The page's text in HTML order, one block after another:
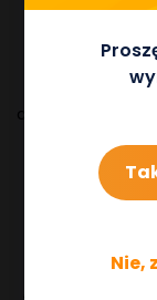
„Program
charytatywne
cieszę, że mogę
na
Aby
obserwuj go
PragmaticNie,